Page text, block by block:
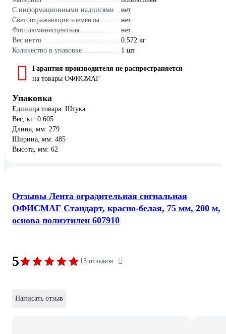
С информационными надписями
нет
Светоотражающие элементы
нет
Фотолюминесцентная
нет
Вес нетто
0.572 кг
Количество в упаковке
1 шт
Гарантия производителя не распространяется
на товары ОФИСМАГ
Упаковка
Единица товара: Штука
Вес, кг: 0.605
Длина, мм: 279
Ширина, мм: 485
Высота, мм: 62
Отзывы Лента оградительная сигнальная
ОФИСМАГ Стандарт, красно-белая, 75 мм, 200 м,
основа полиэтилен 607910
5 13 отзывов
Написать отзыв